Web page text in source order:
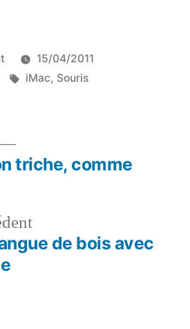
15/04/2011
Étiquettes :
iMac, Souris
Article
précédent :
de bois avec
Article
suivant :
triche, comme